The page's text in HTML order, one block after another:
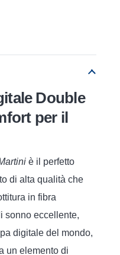
Double
per il
è il perfetto
di alta qualità che
in fibra
sonno eccellente,
digitale del mondo,
un elemento di